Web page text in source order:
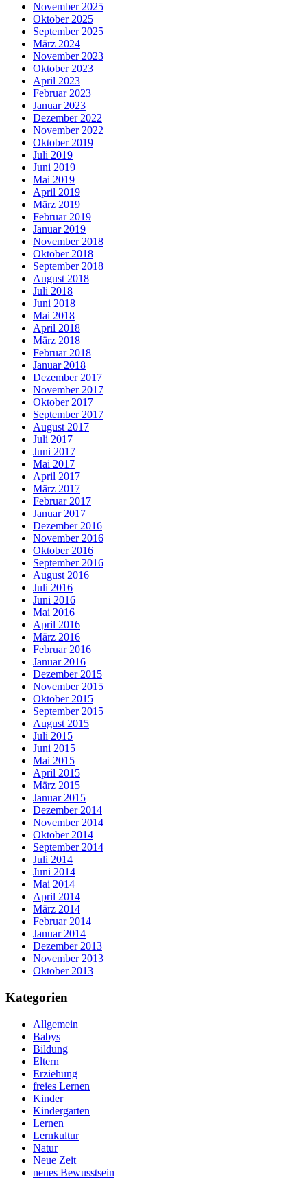
November 2025
Oktober 2025
September 2025
März 2024
November 2023
Oktober 2023
April 2023
Februar 2023
Januar 2023
Dezember 2022
November 2022
Oktober 2019
Juli 2019
Juni 2019
Mai 2019
April 2019
März 2019
Februar 2019
Januar 2019
November 2018
Oktober 2018
September 2018
August 2018
Juli 2018
Juni 2018
Mai 2018
April 2018
März 2018
Februar 2018
Januar 2018
Dezember 2017
November 2017
Oktober 2017
September 2017
August 2017
Juli 2017
Juni 2017
Mai 2017
April 2017
März 2017
Februar 2017
Januar 2017
Dezember 2016
November 2016
Oktober 2016
September 2016
August 2016
Juli 2016
Juni 2016
Mai 2016
April 2016
März 2016
Februar 2016
Januar 2016
Dezember 2015
November 2015
Oktober 2015
September 2015
August 2015
Juli 2015
Juni 2015
Mai 2015
April 2015
März 2015
Januar 2015
Dezember 2014
November 2014
Oktober 2014
September 2014
Juli 2014
Juni 2014
Mai 2014
April 2014
März 2014
Februar 2014
Januar 2014
Dezember 2013
November 2013
Oktober 2013
Kategorien
Allgemein
Babys
Bildung
Eltern
Erziehung
freies Lernen
Kinder
Kindergarten
Lernen
Lernkultur
Natur
Neue Zeit
neues Bewusstsein